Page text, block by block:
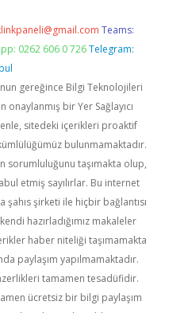
Teams:
0262 606 0 726 Telegram:
gereğince Bilgi Teknolojileri
bir Yer Sağlayıcı
sitedeki içerikleri proaktif
bulunmamaktadır.
sorumluluğunu taşımakta olup,
etmiş sayılırlar. Bu internet
şirketi ile hiçbir bağlantısı
hazırladığımız makaleler
haber niteliği taşımamakta
paylaşım yapılmamaktadır.
tamamen tesadüfidir.
ücretsiz bir bilgi paylaşım